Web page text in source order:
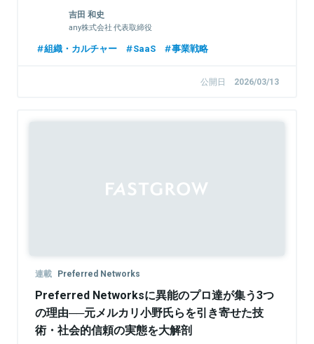
吉田 和史
any株式会社 代表取締役
組織・カルチャー SaaS 事業戦略
公開日 2026/03/13
連載 Preferred Networks
Preferred Networksに異能のプロ達が集う3つ
の理由──元メルカリ小野氏らを引き寄せた技
術・社会的信頼の実態を大解剖